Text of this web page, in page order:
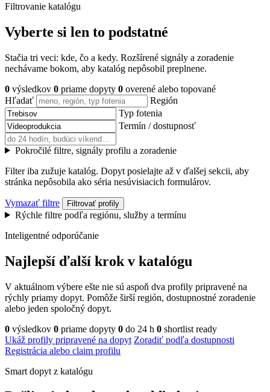
Filtrovanie katalógu
Vyberte si len to podstatné
Stačia tri veci: kde, čo a kedy. Rozšírené signály a zoradenie
nechávame bokom, aby katalóg nepôsobil preplnene.
0 výsledkov 0 priame dopyty 0 overené alebo topované
Hľadať
Región
Typ fotenia
Termín / dostupnosť
Pokročilé filtre, signály profilu a zoradenie
Filter iba zužuje katalóg. Dopyt posielajte až v ďalšej sekcii, aby
stránka nepôsobila ako séria nesúvisiacich formulárov.
Vymazať filtre Filtrovať profily
Rýchle filtre podľa regiónu, služby a termínu
Inteligentné odporúčanie
Najlepší ďalší krok v katalógu
V aktuálnom výbere ešte nie sú aspoň dva profily pripravené na
rýchly priamy dopyt. Pomôže širší región, dostupnostné zoradenie
alebo jeden spoločný dopyt.
0 výsledkov 0 priame dopyty 0 do 24 h 0 shortlist ready
Ukáž profily pripravené na dopyt Zoradiť podľa dostupnosti
Registrácia alebo claim profilu
Smart dopyt z katalógu